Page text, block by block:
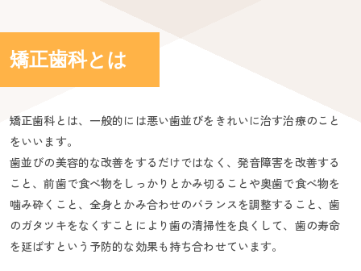
矯正歯科とは
矯正歯科とは、一般的には悪い歯並びをきれいに治す治療のこと
をいいます。
歯並びの美容的な改善をするだけではなく、発音障害を改善する
こと、前歯で食べ物をしっかりとかみ切ることや奥歯で食べ物を
噛み砕くこと、全身とかみ合わせのバランスを調整すること、歯
のガタツキをなくすことにより歯の清掃性を良くして、歯の寿命
を延ばすという予防的な効果も持ち合わせています。